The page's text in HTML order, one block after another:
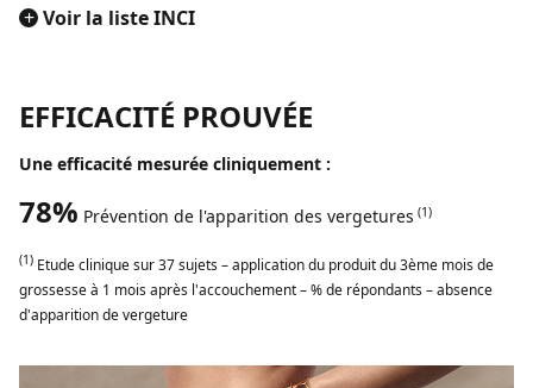
+ Voir la liste INCI
EFFICACITÉ PROUVÉE
Une efficacité mesurée cliniquement :
78% Prévention de l'apparition des vergetures (1)
(1) Etude clinique sur 37 sujets – application du produit du 3ème mois de
grossesse à 1 mois après l'accouchement – % de répondants – absence
d'apparition de vergeture